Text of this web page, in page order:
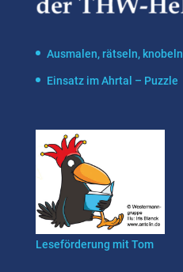
Ausmalen, rätseln, knobeln
Einsatz im Ahrtal – Puzzle
Leseförderung mit Tom